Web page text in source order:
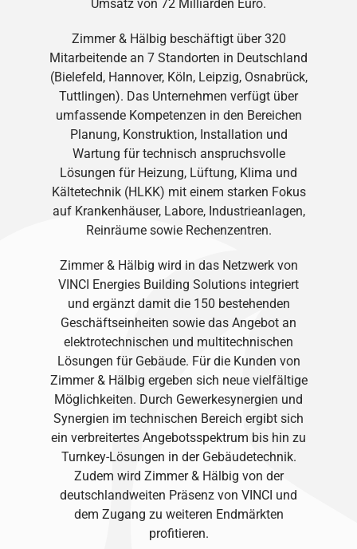
Umsatz von 72 Milliarden Euro.
Zimmer & Hälbig beschäftigt über 320
Mitarbeitende an 7 Standorten in Deutschland
(Bielefeld, Hannover, Köln, Leipzig, Osnabrück,
Tuttlingen). Das Unternehmen verfügt über
umfassende Kompetenzen in den Bereichen
Planung, Konstruktion, Installation und
Wartung für technisch anspruchsvolle
Lösungen für Heizung, Lüftung, Klima und
Kältetechnik (HLKK) mit einem starken Fokus
auf Krankenhäuser, Labore, Industrieanlagen,
Reinräume sowie Rechenzentren.
Zimmer & Hälbig wird in das Netzwerk von
VINCI Energies Building Solutions integriert
und ergänzt damit die 150 bestehenden
Geschäftseinheiten sowie das Angebot an
elektrotechnischen und multitechnischen
Lösungen für Gebäude. Für die Kunden von
Zimmer & Hälbig ergeben sich neue vielfältige
Möglichkeiten. Durch Gewerkesynergien und
Synergien im technischen Bereich ergibt sich
ein verbreitertes Angebotsspektrum bis hin zu
Turnkey-Lösungen in der Gebäudetechnik.
Zudem wird Zimmer & Hälbig von der
deutschlandweiten Präsenz von VINCI und
dem Zugang zu weiteren Endmärkten
profitieren.